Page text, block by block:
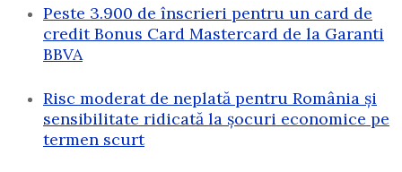
Peste 3.900 de înscrieri pentru un card de
credit Bonus Card Mastercard de la Garanti
BBVA
Risc moderat de neplată pentru România și
sensibilitate ridicată la șocuri economice pe
termen scurt